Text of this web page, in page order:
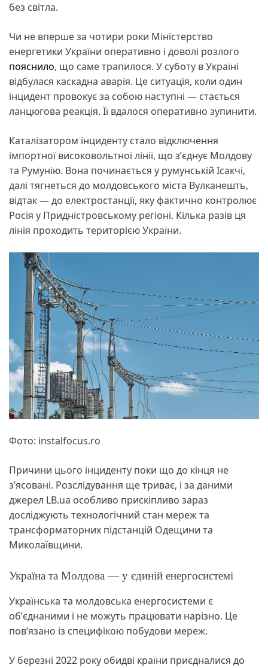
без світла.
Чи не вперше за чотири роки Міністерство
енергетики України оперативно і доволі розлого
пояснило, що саме трапилося. У суботу в Україні
відбулася каскадна аварія. Це ситуація, коли один
інцидент провокує за собою наступні — стається
ланцюгова реакція. Її вдалося оперативно зупинити.
Каталізатором інциденту стало відключення
імпортної високовольтної лінії, що зʼєднує Молдову
та Румунію. Вона починається у румунській Ісакчі,
далі тягнеться до молдовського міста Вулканешть,
відтак — до електростанції, яку фактично контролює
Росія у Придністровському регіоні. Кілька разів ця
лінія проходить територією України.
Фото: instalfocus.ro
Причини цього інциденту поки що до кінця не
зʼясовані. Розслідування ще триває, і за даними
джерел LB.ua особливо прискіпливо зараз
досліджують технологічний стан мереж та
трансформаторних підстанцій Одещини та
Миколаївщини.
Україна та Молдова — у єдиній енергосистемі
Українська та молдовська енергосистеми є
обʼєднаними і не можуть працювати нарізно. Це
повʼязано із специфікою побудови мереж.
У березні 2022 року обидві країни приєдналися до